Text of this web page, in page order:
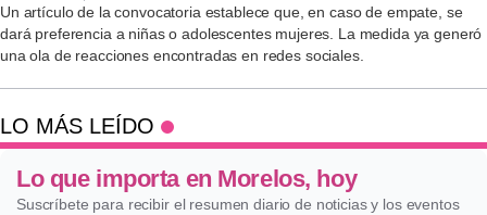
Un artículo de la convocatoria establece que, en caso de empate, se
dará preferencia a niñas o adolescentes mujeres. La medida ya generó
una ola de reacciones encontradas en redes sociales.
LO MÁS LEÍDO
Lo que importa en Morelos, hoy
Suscríbete para recibir el resumen diario de noticias y los eventos